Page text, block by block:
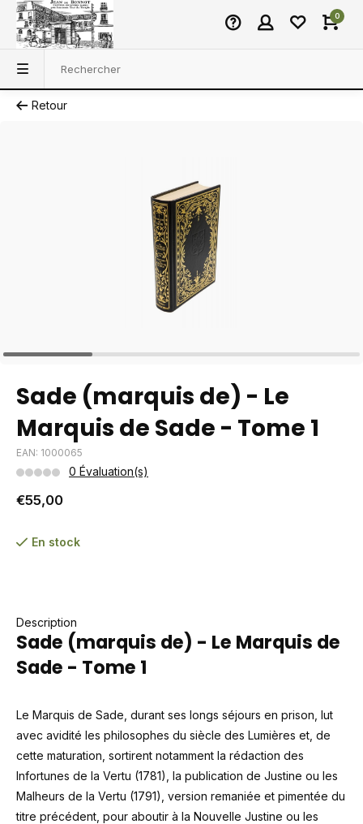
0
Retour
Sade (marquis de) - Le
Marquis de Sade - Tome 1
EAN: 1000065
0 Évaluation(s)
€55,00
En stock
Description
Sade (marquis de) - Le Marquis de
Sade - Tome 1
Le Marquis de Sade, durant ses longs séjours en prison, lut
avec avidité les philosophes du siècle des Lumières et, de
cette maturation, sortirent notamment la rédaction des
Infortunes de la Vertu (1781), la publication de Justine ou les
Malheurs de la Vertu (1791), version remaniée et pimentée du
titre précédent, pour aboutir à la Nouvelle Justine ou les